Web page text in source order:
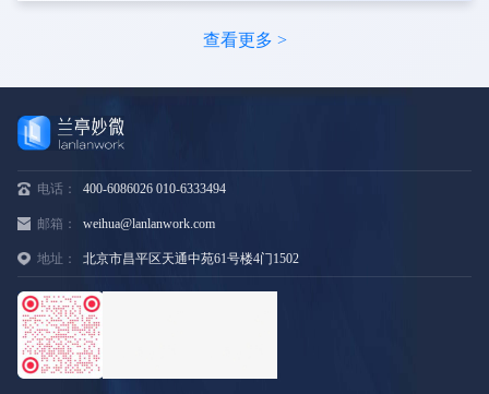
查看更多 >
电话： 400-6086026 010-6333494
邮箱： weihua@lanlanwork.com
地址： 北京市昌平区天通中苑61号楼4门1502